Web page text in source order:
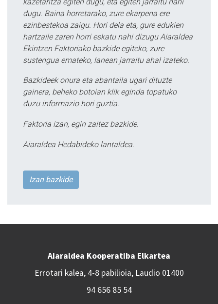
dugu. Baina horretarako, zure ekarpena ere
ezinbestekoa zaigu. Hori dela eta, gure edukien
hartzaile zaren horri eskatu nahi dizugu Aiaraldea
Ekintzen Faktoriako bazkide egiteko, zure
sustengua emateko, lanean jarraitu ahal izateko.
Bazkideek onura eta abantaila ugari dituzte
gainera, beheko botoian klik eginda topatuko
duzu informazio hori guztia.
Faktoria izan, egin zaitez bazkide.
Aiaraldea Hedabideko lantaldea.
Izan bazkide
Aiaraldea Kooperatiba Elkartea
Errotari kalea, 4-8 pabilioia, Laudio 01400
94 656 85 54